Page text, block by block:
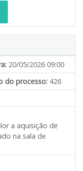
20/05/2026 09:00
do processo: 426
a aquisição de
na sala de